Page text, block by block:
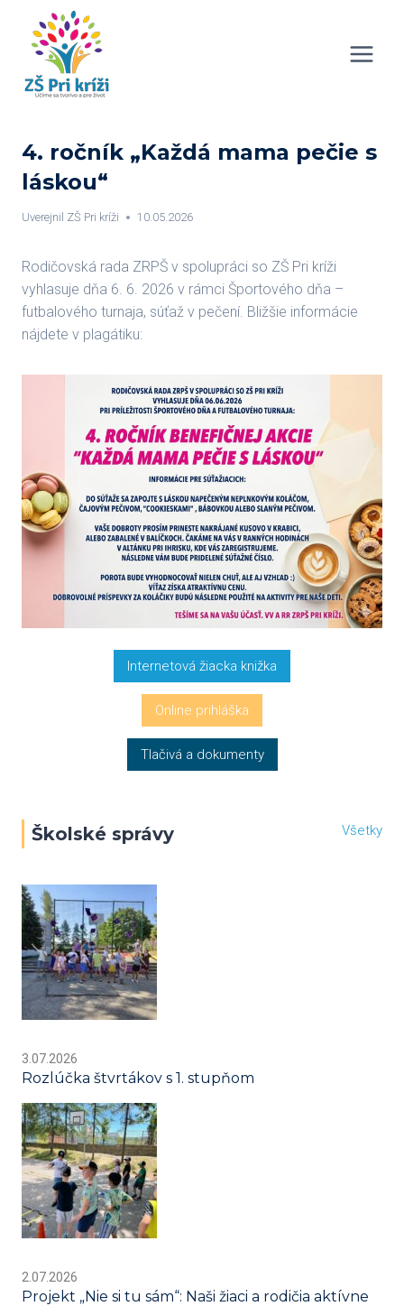
content
4. ročník „Každá mama pečie s
láskou“
Uverejnil ZŠ Pri kríži 10.05.2026
Rodičovská rada ZRPŠ v spolupráci so ZŠ Pri kríži
vyhlasuje dňa 6. 6. 2026 v rámci Športového dňa –
futbalového turnaja, súťaž v pečení. Bližšie informácie
nájdete v plagátiku:
Internetová žiacka knižka
Online prihláška
Tlačivá a dokumenty
Školské správy Všetky
3.07.2026
Rozlúčka štvrtákov s 1. stupňom
2.07.2026
Projekt „Nie si tu sám“: Naši žiaci a rodičia aktívne